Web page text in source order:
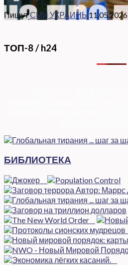
ПишутСМИ УКРАИНЫ11.05.2026
ТОП-8 / h24
БИБЛИОТЕКА